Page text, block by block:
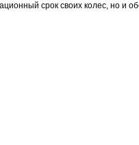
срок своих колес, но и